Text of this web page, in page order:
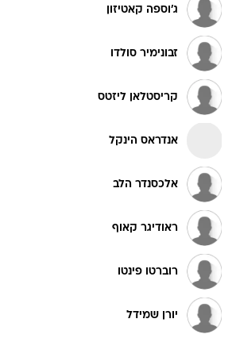
ג'וספה קאטיזון
זבונימיר סולדו
קריסטלאן ליזטס
אנדראס הינקל
אלכסנדר הלב
ראודיגר קאוף
רוברטו פינטו
יורן שמידל